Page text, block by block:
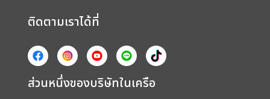
ติดตามเราได้ที่
ส่วนหนึ่งของบริษัทในเครือ